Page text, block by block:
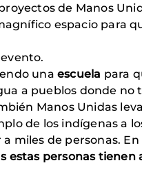
de Manos
espacio para
una escuela para
a pueblos donde no
Manos Unidas
de los indígenas a
miles de personas. En
estas personas tienen